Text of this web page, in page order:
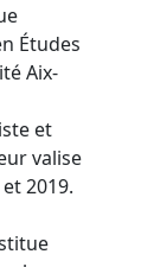
Études
Aix-
et
valise
2019.